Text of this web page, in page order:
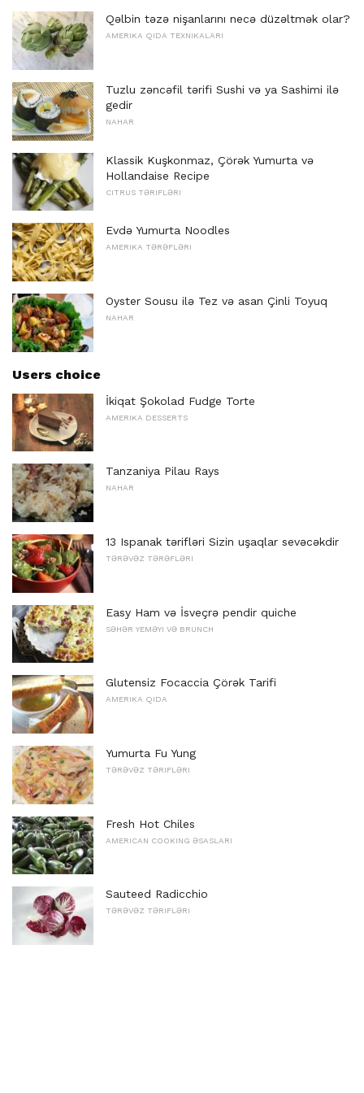
Qəlbin təzə nişanlarını necə düzəltmək olar?
AMERIKA QIDA TEXNIKALARI
Tuzlu zəncəfil tərifi Sushi və ya Sashimi ilə
gedir
NAHAR
Klassik Kuşkonmaz, Çörək Yumurta və
Hollandaise Recipe
CITRUS TƏRIFLƏRI
Evdə Yumurta Noodles
AMERIKA TƏRƏFLƏRI
Oyster Sousu ilə Tez və asan Çinli Toyuq
NAHAR
Users choice
İkiqat Şokolad Fudge Torte
AMERIKA DESSERTS
Tanzaniya Pilau Rays
NAHAR
13 Ispanak tərifləri Sizin uşaqlar sevəcəkdir
TƏRƏVƏZ TƏRƏFLƏRI
Easy Ham və İsveçrə pendir quiche
SƏHƏR YEMƏYI VƏ BRUNCH
Glutensiz Focaccia Çörək Tarifi
AMERIKA QIDA
Yumurta Fu Yung
TƏRƏVƏZ TƏRIFLƏRI
Fresh Hot Chiles
AMERICAN COOKING ƏSASLARI
Sauteed Radicchio
TƏRƏVƏZ TƏRIFLƏRI